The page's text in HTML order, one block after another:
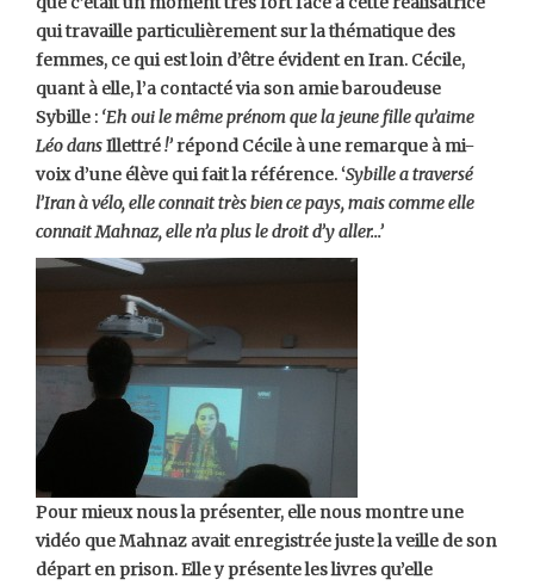
qui travaille particulièrement sur la thématique des
femmes, ce qui est loin d’être évident en Iran. Cécile,
quant à elle, l’a contacté via son amie baroudeuse
Sybille : ‘Eh oui le même prénom que la jeune fille qu’aime
Léo dansIllettré!’répond Cécile à une remarque à mi-
voix d’une élève qui fait la référence. ‘Sybille a traversé
l’Iran à vélo, elle connait très bien ce pays, mais comme elle
connait Mahnaz, elle n’a plus le droit d’y aller…’
Pour mieux nous la présenter, elle nous montre une
vidéo que Mahnaz avait enregistrée juste la veille de son
départ en prison. Elle y présente les livres qu’elle